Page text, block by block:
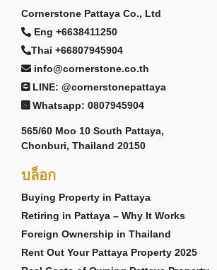
Cornerstone Pattaya Co., Ltd
Eng +6638411250
Thai +66807945904
info@cornerstone.co.th
LINE: @cornerstonepattaya
Whatsapp: 0807945904
565/60 Moo 10 South Pattaya,
Chonburi, Thailand 20150
บล็อก
Buying Property in Pattaya
Retiring in Pattaya – Why It Works
Foreign Ownership in Thailand
Rent Out Your Pattaya Property 2025